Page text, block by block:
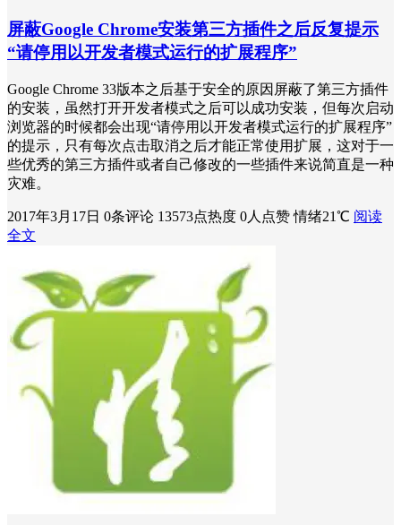
屏蔽Google Chrome安装第三方插件之后反复提示
“请停用以开发者模式运行的扩展程序”
Google Chrome 33版本之后基于安全的原因屏蔽了第三方插件
的安装，虽然打开开发者模式之后可以成功安装，但每次启动
浏览器的时候都会出现“请停用以开发者模式运行的扩展程序”
的提示，只有每次点击取消之后才能正常使用扩展，这对于一
些优秀的第三方插件或者自己修改的一些插件来说简直是一种
灾难。
2017年3月17日 0条评论 13573点热度 0人点赞 情绪21℃ 阅读
全文